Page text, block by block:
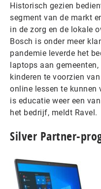
Historisch gezien
segment van de markt
in de zorg en de lokale
Bosch is onder meer
pandemie leverde het
laptops aan
kinderen te voorzien
online lessen te kunnen
is educatie weer een
het bedrijf, meldt Ravel.
Silver Partner-